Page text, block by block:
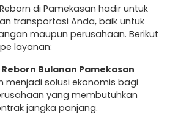
di Pamekasan hadir untuk
transportasi Anda, baik untuk
maupun perusahaan. Berikut
layanan:
Bulanan Pamekasan
menjadi solusi ekonomis bagi
yang membutuhkan
jangka panjang.